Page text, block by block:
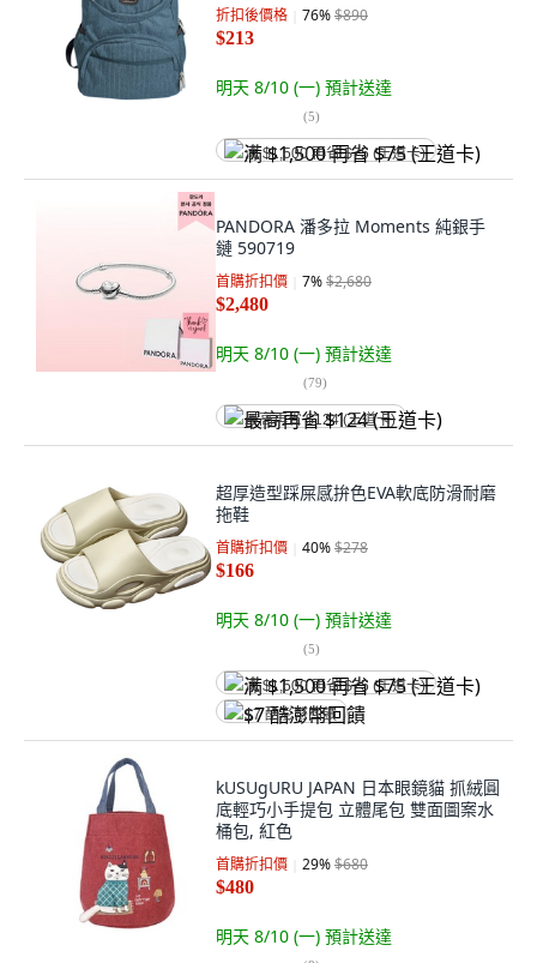
折扣後價格 76%$890
$213
明天 8/10 (一) 預計送達
(5)
满 $1,500 再省 $75 (王道卡)
PANDORA 潘多拉 Moments 純銀手
鏈 590719
首購折扣價 7%$2,680
$2,480
明天 8/10 (一) 預計送達
(79)
最高再省 $124 (王道卡)
超厚造型踩屎感拚色EVA軟底防滑耐磨
拖鞋
首購折扣價 40%$278
$166
明天 8/10 (一) 預計送達
(5)
满 $1,500 再省 $75 (王道卡)
$7 酷澎幣回饋
kUSUgURU JAPAN 日本眼鏡貓 抓絨圓
底輕巧小手提包 立體尾包 雙面圖案水
桶包, 紅色
首購折扣價 29%$680
$480
明天 8/10 (一) 預計送達